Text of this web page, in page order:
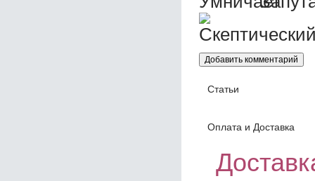
Статьи
Оплата и Доставка